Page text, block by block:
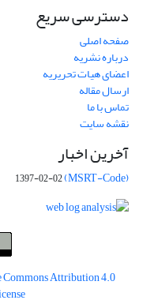
دسترسی سریع
صفحه اصلی
درباره نشریه
اعضای هیات تحریریه
ارسال مقاله
تماس با ما
نقشه سایت
آخرین اخبار
(MSRT-Code)
1397-02-02
Commons Attribution 4.0